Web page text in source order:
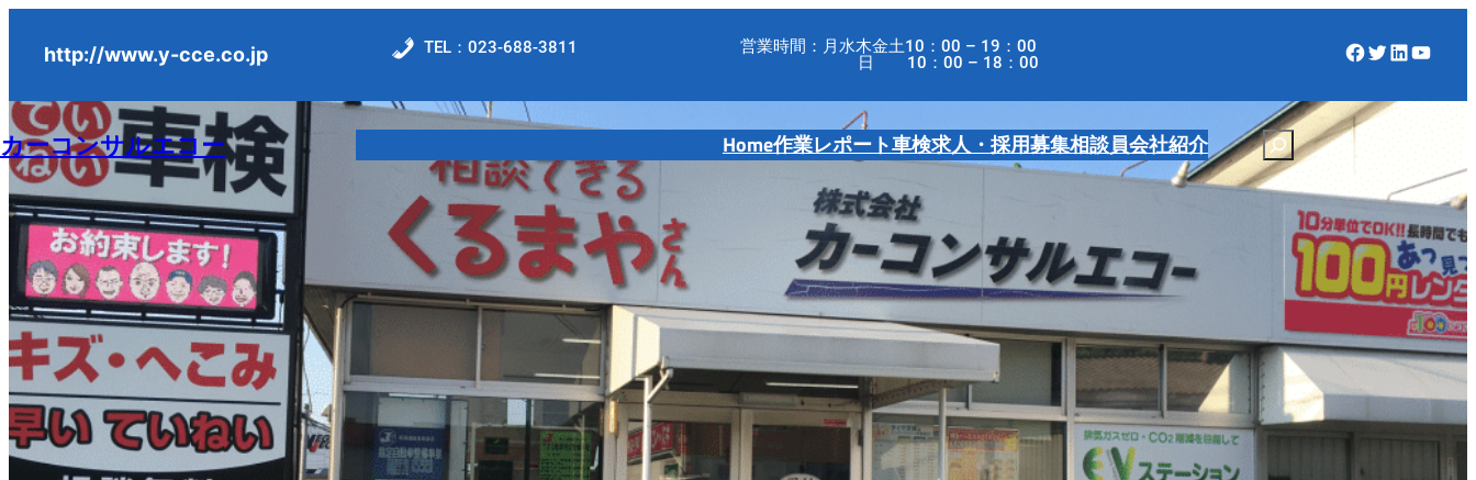
ス
キ
ッ
プ
http://www.y-cce.co.jp TEL：023-688-3811
営業時間：月水木金土10：00 – 19：00
日 10：00 – 18：00
Facebook Twitter LinkedIn YouTube
カーコンサルエコー Home作業レポート車検求人・採用募集相談員会社紹介
S
e